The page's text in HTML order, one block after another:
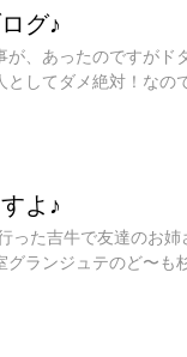
グ♪
、あったのですがド
としてダメ絶対！なの
よ♪
った吉牛で友達のお姉
グランジュテのど〜も